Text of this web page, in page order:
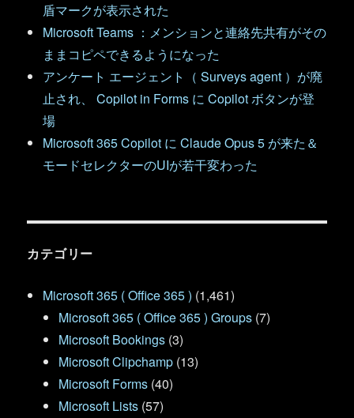
盾マークが表示された
Microsoft Teams ：メンションと連絡先共有がその
ままコピペできるようになった
アンケート エージェント（ Surveys agent ）が廃
止され、 Copilot in Forms に Copilot ボタンが登
場
Microsoft 365 Copilot に Claude Opus 5 が来た＆
モードセレクターのUIが若干変わった
カテゴリー
Microsoft 365 ( Office 365 ) (1,461)
Microsoft 365 ( Office 365 ) Groups (7)
Microsoft Bookings (3)
Microsoft Clipchamp (13)
Microsoft Forms (40)
Microsoft Lists (57)